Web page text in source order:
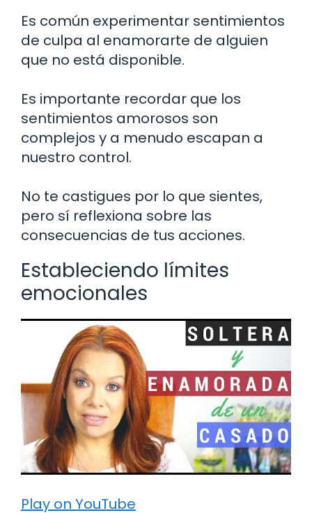
Es común experimentar sentimientos
de culpa al enamorarte de alguien
que no está disponible.
Es importante recordar que los
sentimientos amorosos son
complejos y a menudo escapan a
nuestro control.
No te castigues por lo que sientes,
pero sí reflexiona sobre las
consecuencias de tus acciones.
Estableciendo límites
emocionales
Play on YouTube